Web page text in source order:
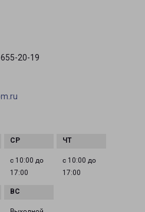
20-19
с 10:00 до
17:00
с 10:00 до
17:00